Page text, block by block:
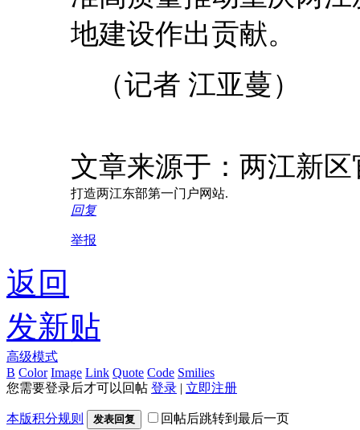
地建设作出贡献。
（记者 江亚蔓）
文章来源于：两江新区
打造两江东部第一门户网站.
回复
举报
返回
发新贴
高级模式
B Color Image Link Quote Code Smilies
您需要登录后才可以回帖 登录 | 立即注册
本版积分规则 发表回复 回帖后跳转到最后一页